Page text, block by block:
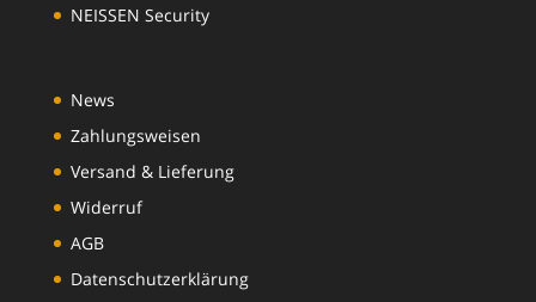
NEISSEN Security
News
Zahlungsweisen
Versand & Lieferung
Widerruf
AGB
Datenschutzerklärung